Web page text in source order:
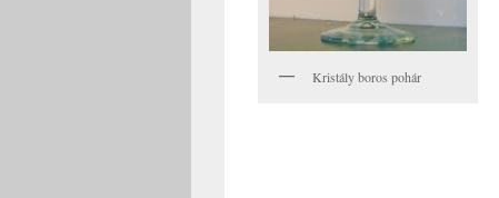
Kristály boros pohár